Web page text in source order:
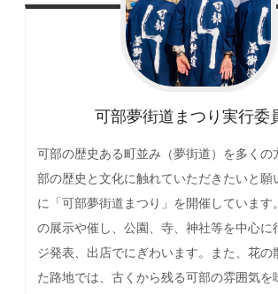
可部夢街道まつり実行委
可部の歴史ある町並み（夢街道）を多くの
部の歴史と文化に触れていただきたいと願
に「可部夢街道まつり」を開催しています
の展示や催し、公園、寺、神社等を中心に
ジ発表、出店でにぎわいます。また、花の
た路地では、古くから残る可部の雰囲気を